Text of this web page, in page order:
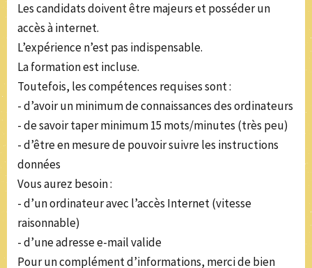
Les candidats doivent être majeurs et posséder un
accès à internet.
L’expérience n’est pas indispensable.
La formation est incluse.
Toutefois, les compétences requises sont :
- d’avoir un minimum de connaissances des ordinateurs
- de savoir taper minimum 15 mots/minutes (très peu)
- d’être en mesure de pouvoir suivre les instructions
données
Vous aurez besoin :
- d’un ordinateur avec l’accès Internet (vitesse
raisonnable)
- d’une adresse e-mail valide
Pour un complément d’informations, merci de bien